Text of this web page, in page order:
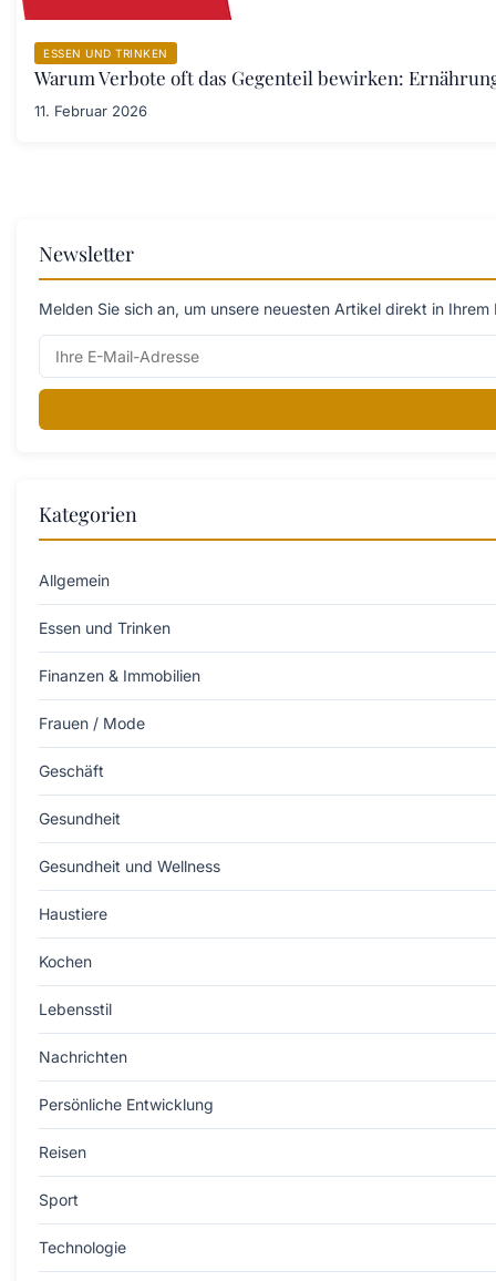
ESSEN UND TRINKEN
Warum Verbote oft das Gegenteil bewirken:
11. Februar 2026
Newsletter
Melden Sie sich an, um unsere neuesten Artikel direkt in
Kategorien
Allgemein
Essen und Trinken
Finanzen & Immobilien
Frauen / Mode
Geschäft
Gesundheit
Gesundheit und Wellness
Haustiere
Kochen
Lebensstil
Nachrichten
Persönliche Entwicklung
Reisen
Sport
Technologie